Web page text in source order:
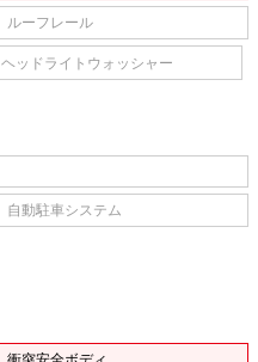
ルーフレール
ヘッドライトウォッシャー
自動駐車システム